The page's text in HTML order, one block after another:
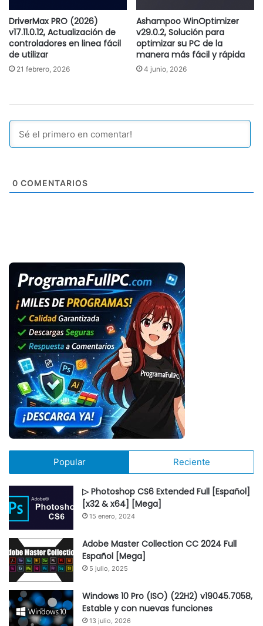
DriverMax PRO (2026)
v17.11.0.12, Actualización de
controladores en linea fácil
de utilizar
21 febrero, 2026
Ashampoo WinOptimizer
v29.0.2, Solución para
optimizar su PC de la
manera más fácil y rápida
4 junio, 2026
0 COMENTARIOS
Popular Reciente
▷ Photoshop CS6 Extended Full [Español]
[x32 & x64] [Mega]
15 enero, 2024
Adobe Master Collection CC 2024 Full
Español [Mega]
5 julio, 2025
Windows 10 Pro (ISO) (22H2) v19045.7058,
Estable y con nuevas funciones
13 julio, 2026